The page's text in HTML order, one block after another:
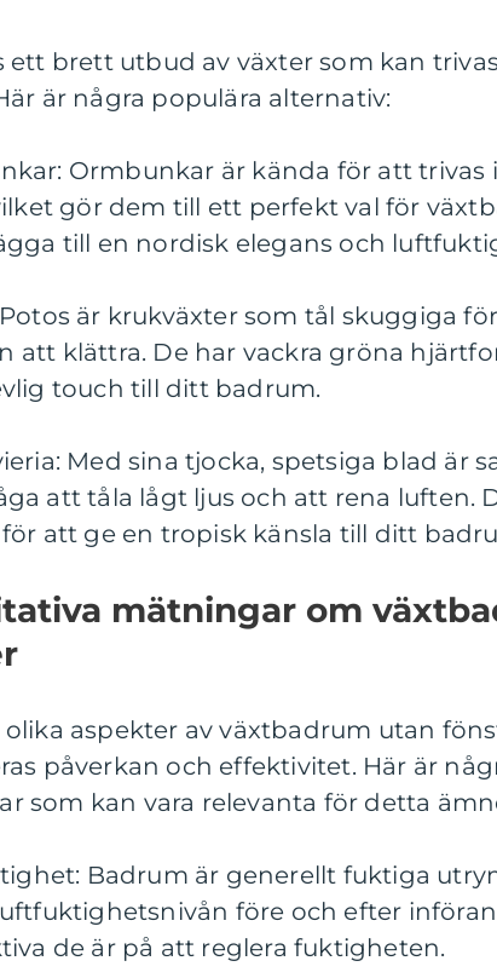
ett brett utbud av växter som kan
är några populära alternativ:
Ormbunkar är kända för att
gör dem till ett perfekt val för
till en nordisk elegans och
Potos är krukväxter som tål skuggiga
att klättra. De har vackra gröna
touch till ditt badrum.
Med sina tjocka, spetsiga blad är
att tåla lågt ljus och att rena luften.
att ge en tropisk känsla till ditt
mätningar om
aspekter av växtbadrum utan
påverkan och effektivitet. Här är
som kan vara relevanta för detta
Badrum är generellt fuktiga
före och efter
de är på att reglera fuktigheten.